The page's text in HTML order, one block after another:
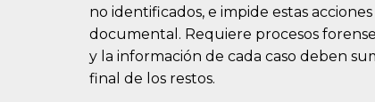
no identificados, e impide estas
documental. Requiere procesos
y la información de cada caso deben
final de los restos.